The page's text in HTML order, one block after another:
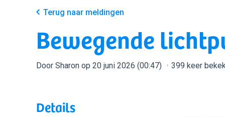
Terug naar meldingen
Bewegende
Door Sharon op 20 juni 2026 (00:47) 399 keer
Details